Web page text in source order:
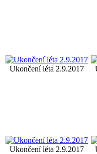
Ukončení léta 2.9.2017
Ukončení léta 2.9.2017